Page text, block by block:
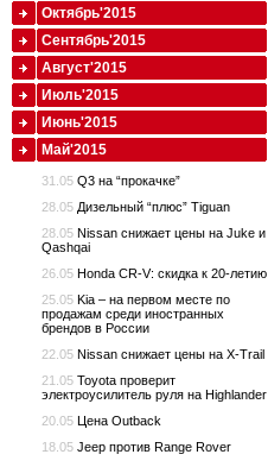
Октябрь'2015
Сентябрь'2015
Август'2015
Июль'2015
Июнь'2015
Май'2015
31.05 Q3 на “прокачке”
28.05 Дизельный “плюс” Tiguan
28.05 Nissan снижает цены на Juke и
Qashqai
26.05 Honda CR-V: скидка к 20-летию
25.05 Kia – на первом месте по
продажам среди иностранных
брендов в России
22.05 Nissan снижает цены на X-Trail
21.05 Toyota проверит
электроусилитель руля на Highlander
20.05 Цена Outback
18.05 Jeep против Range Rover